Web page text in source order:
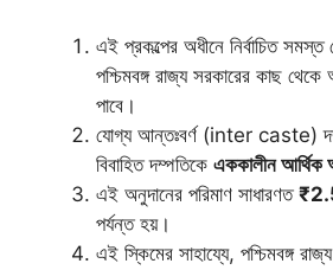
এই প্রকল্পের অধীনে নির্বাচিত
পশ্চিমবঙ্গ রাজ্য সরকারের কাছ থেকে
পাবে।
যোগ্য আন্তঃবর্ণ (inter caste)
বিবাহিত দম্পতিকে এককালীন আর্থিক
এই অনুদানের পরিমাণ সাধারণত
পর্যন্ত হয়।
এই স্কিমের সাহায্যে, পশ্চিমবঙ্গ